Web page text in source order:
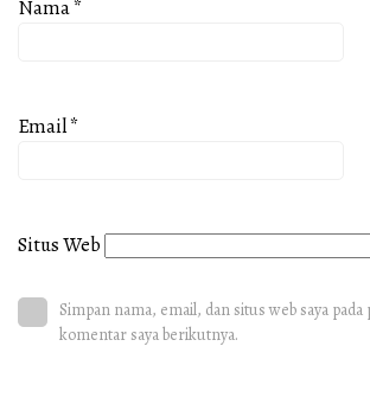
Nama*
Email*
Situs Web
Simpan nama, email, dan situs web saya
komentar saya berikutnya.